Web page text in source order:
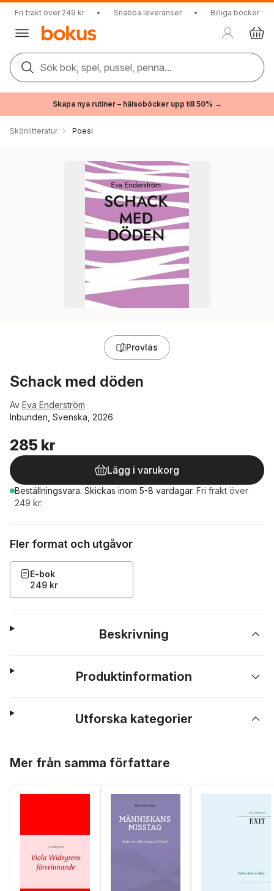
Fri frakt över 249 kr • Snabba leveranser • Billiga böcker
Sök bok, spel, pussel, penna...
Skapa nya rutiner – hälsoböcker upp till 50% →
Skönlitteratur Poesi
Provläs
Schack med döden
Av Eva Enderström
Inbunden, Svenska, 2026
285 kr
Lägg i varukorg
Beställningsvara. Skickas inom 5-8 vardagar. Fri frakt över
249 kr.
Fler format och utgåvor
E-bok
249 kr
Beskrivning
Produktinformation
Utforska kategorier
Mer från samma författare